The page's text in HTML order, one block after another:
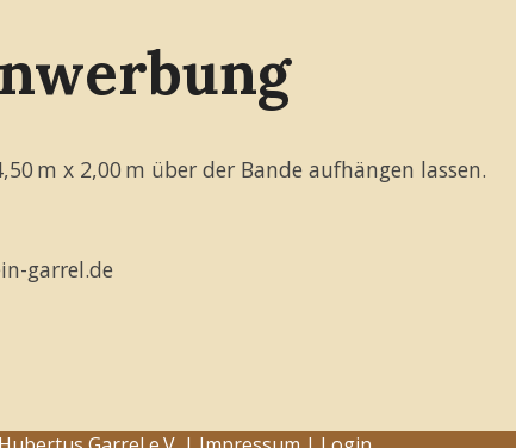
m x 2,00 m über der Bande aufhängen lassen.
garrel.de